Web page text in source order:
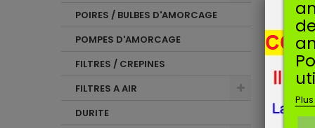
POIRES / BULBES D'AMORCAGE
POMPES D'AMORCAGE
FILTRES / CREPINES
FILTRES A AIR
DURITE
Bien,